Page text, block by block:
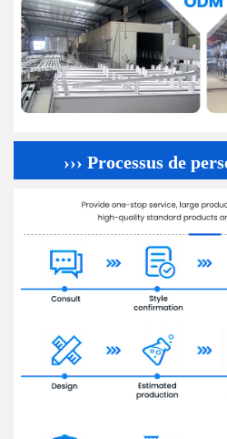
››› Processus de